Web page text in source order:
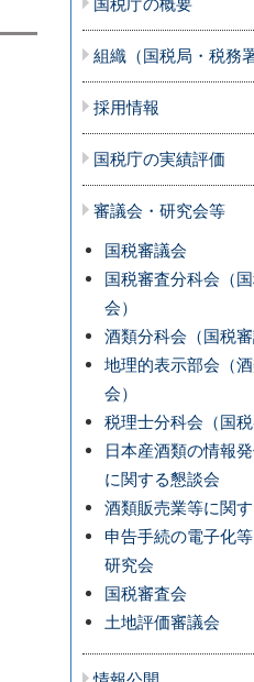
組織（国税局・税務
採用情報
国税庁の実績評価
審議会・研究会等
国税審議会
国税審査分科会（
会）
酒類分科会（国税審
地理的表示部会（
会）
税理士分科会（国税
日本産酒類の情報
に関する懇談会
酒類販売業等に関
申告手続の電子化
研究会
国税審査会
土地評価審議会